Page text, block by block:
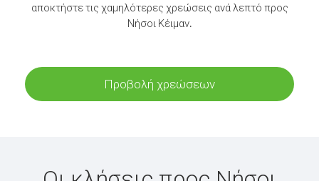
αποκτήστε τις χαμηλότερες χρεώσεις ανά λεπτό προς
Νήσοι Κέιμαν.
Προβολή χρεώσεων